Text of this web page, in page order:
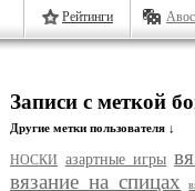
Рейтинги
Записи с меткой
Другие метки пользователя ↓
НОСКИ азартные игры
вязание на спицах